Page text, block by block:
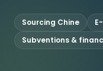
Sourcing Chine
Subventions &